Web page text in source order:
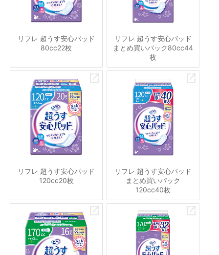
リフレ 超うす安心パッド
80cc22枚
リフレ 超うす安心パッド
まとめ買いパック80cc44
枚
リフレ 超うす安心パッド
120cc20枚
リフレ 超うす安心パッド
まとめ買いパック
120cc40枚